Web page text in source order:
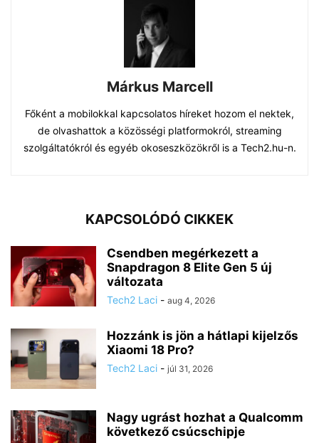
Márkus Marcell
Főként a mobilokkal kapcsolatos híreket hozom el nektek,
de olvashattok a közösségi platformokról, streaming
szolgáltatókról és egyéb okoseszközökről is a Tech2.hu-n.
KAPCSOLÓDÓ CIKKEK
Csendben megérkezett a
Snapdragon 8 Elite Gen 5 új
változata
Tech2 Laci - aug 4, 2026
Hozzánk is jön a hátlapi kijelzős
Xiaomi 18 Pro?
Tech2 Laci - júl 31, 2026
Nagy ugrást hozhat a Qualcomm
következő csúcschipje